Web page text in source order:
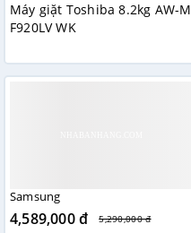
Máy giặt Toshiba 8.2kg AW-M
F920LV WK
Samsung
4,589,000 đ 5,290,000 đ